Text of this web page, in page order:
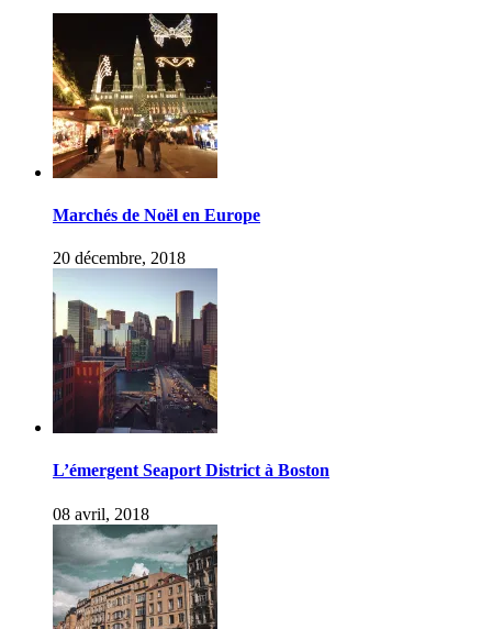
Marchés de Noël en Europe
20 décembre, 2018
L’émergent Seaport District à Boston
08 avril, 2018